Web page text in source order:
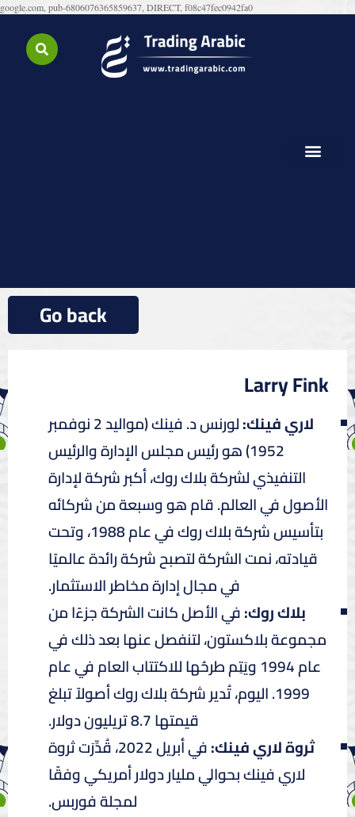
google.com, pub-6806076365859637, DIRECT, f08c47fec0942fa0
Larry Fink
لاري فينك:
لورنس د. فينك (مواليد 2 نوفمبر
1952) هو رئيس مجلس الإدارة والرئيس
التنفيذي لشركة بلاك روك، أكبر شركة لإدارة
الأصول في العالم. قام هو وسبعة من شركائه
بتأسيس شركة بلاك روك في عام 1988، وتحت
قيادته، نمت الشركة لتصبح شركة رائدة عالميًا
في مجال إدارة مخاطر الاستثمار.
بلاك روك:في الأصل كانت الشركة جزءًا من
مجموعة بلاكستون، لتنفصل عنها بعد ذلك في
عام 1994 ويَتِم طرحُها للاكتتاب العام في عام
1999. اليوم، تُدير شركة بلاك روك أصولاً تبلغ
قيمتها 8.7 تريليون دولار.
ثروة لاري فينك:
في أبريل 2022، قُدِّرَت ثروة
لاري فينك بحوالي مليار دولار أمريكي وفقًا
لمجلة فوربس.